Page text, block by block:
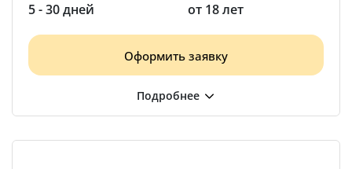
5 - 30 дней от 18 лет
Оформить заявку